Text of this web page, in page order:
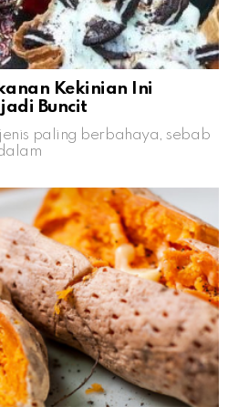
Kekinian Ini
Buncit
paling berbahaya, sebab